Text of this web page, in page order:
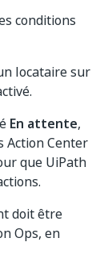
conditions
locataire sur
En attente,
Action Center
que UiPath
doit être
Ops, en